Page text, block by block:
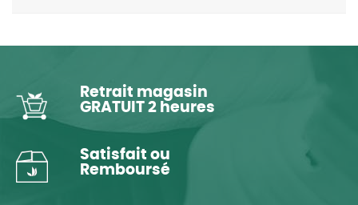
Retrait magasin
GRATUIT 2 heures
Satisfait ou
Remboursé